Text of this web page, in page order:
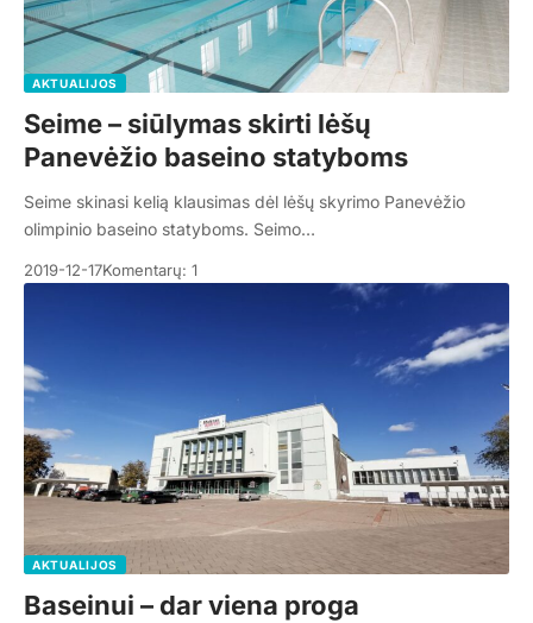
AKTUALIJOS
Seime – siūlymas skirti lėšų
Panevėžio baseino statyboms
Seime skinasi kelią klausimas dėl lėšų skyrimo Panevėžio
olimpinio baseino statyboms. Seimo…
2019-12-17Komentarų: 1
AKTUALIJOS
Baseinui – dar viena proga